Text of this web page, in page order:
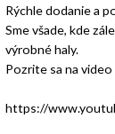
Rýchle dodanie a
Sme všade, kde
výrobné haly.
Pozrite sa na
https://